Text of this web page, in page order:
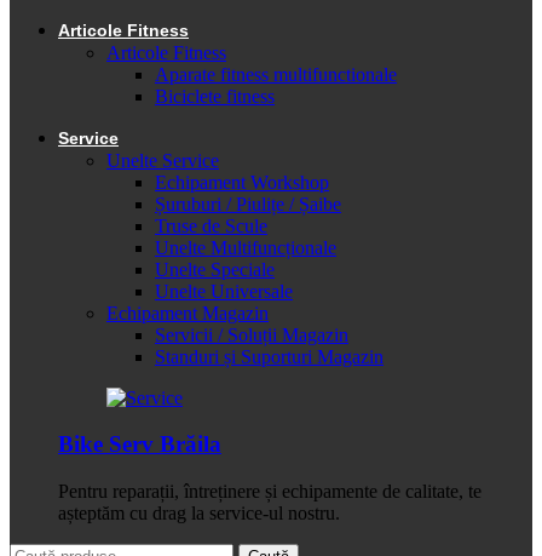
Articole Fitness
Articole Fitness
Aparate fitness multifunctionale
Biciclete fitness
Service
Unelte Service
Echipament Workshop
Șuruburi / Piulițe / Șaibe
Truse de Scule
Unelte Multifuncționale
Unelte Speciale
Unelte Universale
Echipament Magazin
Servicii / Soluții Magazin
Standuri și Suporturi Magazin
Bike Serv Brăila
Pentru reparații, întreținere și echipamente de calitate, te
așteptăm cu drag la service-ul nostru.